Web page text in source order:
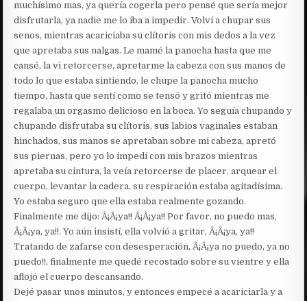
muchísimo mas, ya quería cogerla pero pensé que sería mejor
disfrutarla, ya nadie me lo iba a impedir. Volví a chupar sus
senos, mientras acariciaba su clítoris con mis dedos a la vez
que apretaba sus nalgas. Le mamé la panocha hasta que me
cansé, la vi retorcerse, apretarme la cabeza con sus manos de
todo lo que estaba sintiendo, le chupe la panocha mucho
tiempo, hasta que sentí como se tensó y gritó mientras me
regalaba un orgasmo delicioso en la boca. Yo seguía chupando y
chupando disfrutaba su clítoris, sus labios vaginales estaban
hinchados, sus manos se apretaban sobre mi cabeza, apretó
sus piernas, pero yo lo impedí con mis brazos mientras
apretaba su cintura, la veía retorcerse de placer, arquear el
cuerpo, levantar la cadera, su respiración estaba agitadísima.
Yo estaba seguro que ella estaba realmente gozando.
Finalmente me dijo: Â¡Â¡ya!! Â¡Â¡ya!! Por favor, no puedo mas,
Â¡Â¡ya, ya!!. Yo aún insistí, ella volvió a gritar, Â¡Â¡ya, ya!!
Tratando de zafarse con desesperación, Â¡Â¡ya no puedo, ya no
puedo!!, finalmente me quedé recostado sobre su vientre y ella
aflojó el cuerpo descansando.
Dejé pasar unos minutos, y entonces empecé a acariciarla y a